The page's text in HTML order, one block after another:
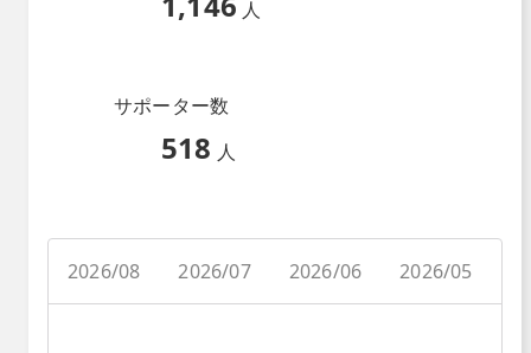
人
サポーター数
518 人
2026/08 2026/07 2026/06 2026/05